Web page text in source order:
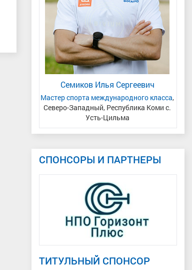
Семиков Илья Сергеевич
Мастер спорта международного класса,
Северо-Западный, Республика Коми с.
Усть-Цильма
СПОНСОРЫ И ПАРТНЕРЫ
ТИТУЛЬНЫЙ СПОНСОР